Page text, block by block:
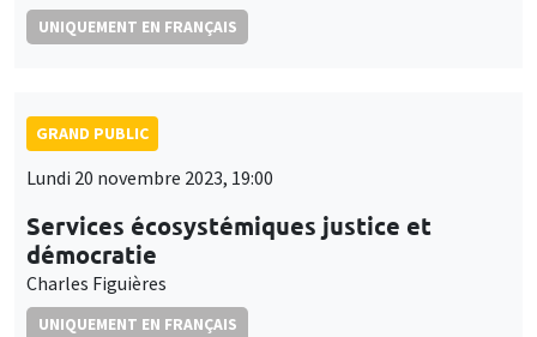
UNIQUEMENT EN FRANÇAIS
GRAND PUBLIC
Lundi 20 novembre 2023, 19:00
Services écosystémiques justice et
démocratie
Charles Figuières
UNIQUEMENT EN FRANÇAIS